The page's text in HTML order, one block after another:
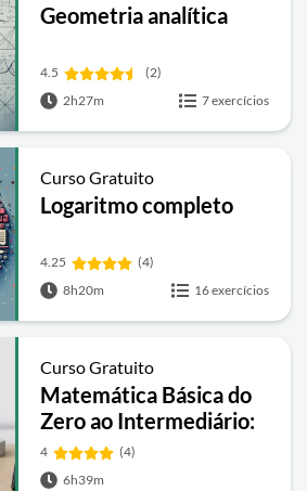
Geometria analítica
4.5
(2)
2h27m
7 exercícios
Curso Gratuito
Logaritmo completo
4.25
(4)
8h20m
16 exercícios
Curso Gratuito
Matemática Básica do
Zero ao Intermediário:
Expressões, Equações,
Funções e Geometria
4
(4)
6h39m